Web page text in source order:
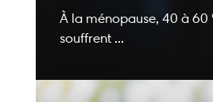
À la ménopause, 40 à 60
souffrent ...